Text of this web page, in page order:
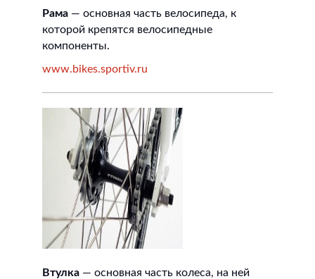
Рама — основная часть велосипеда, к
которой крепятся велосипедные
компоненты.
www.bikes.sportiv.ru
Втулка — основная часть колеса, на ней